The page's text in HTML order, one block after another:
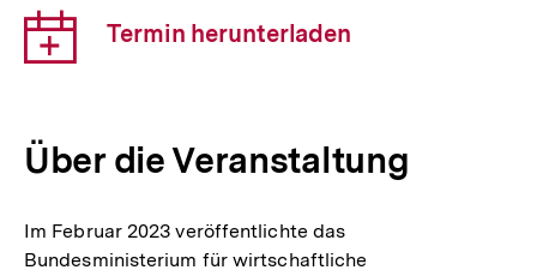
Download-
Link:
Termin herunterladen
Über die Veranstaltung
Im Februar 2023 veröffentlichte das
Bundesministerium für wirtschaftliche